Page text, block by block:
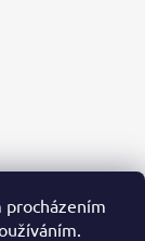
procházením